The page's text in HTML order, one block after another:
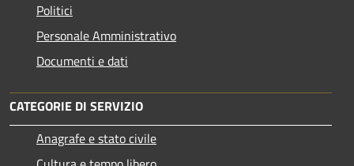
Politici
Personale Amministrativo
Documenti e dati
CATEGORIE DI SERVIZIO
Anagrafe e stato civile